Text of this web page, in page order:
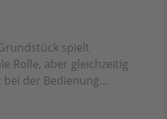
spielt
Rolle, aber gleichzeitig
der Bedienung...